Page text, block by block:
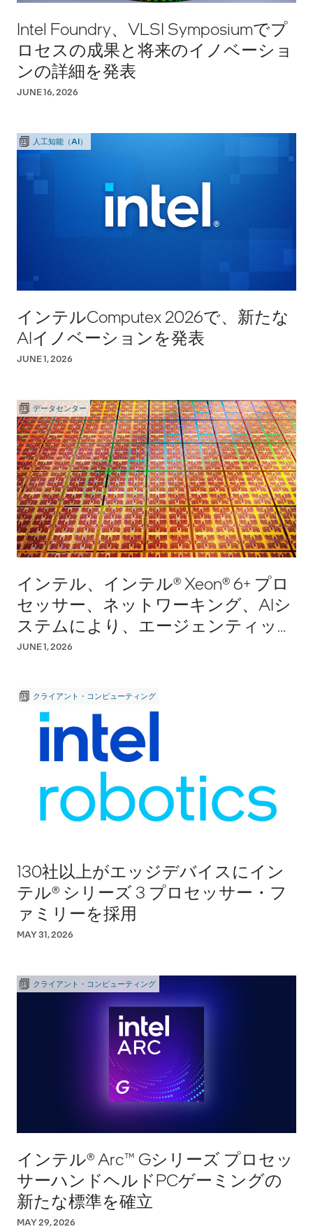
Intel Foundry、VLSI Symposiumでプ
ロセスの成果と将来のイノベーショ
ンの詳細を発表
JUNE 16, 2026
人工知能（AI）
インテルComputex 2026で、新たな
AIイノベーションを発表
JUNE 1, 2026
データセンター
インテル、インテル® Xeon® 6+ プロ
セッサー、ネットワーキング、AIシ
ステムにより、エージェンティック
AIの実用化を推進
JUNE 1, 2026
クライアント・コンピューティング
130社以上がエッジデバイスにイン
テル® シリーズ 3 プロセッサー・フ
ァミリーを採用
MAY 31, 2026
クライアント・コンピューティング
インテル® Arc™ Gシリーズ プロセッ
サーハンドヘルドPCゲーミングの
新たな標準を確立
MAY 29, 2026